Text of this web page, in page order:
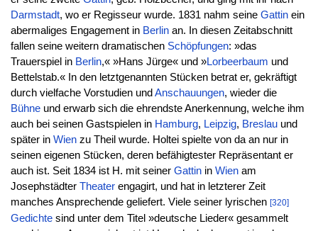
Darmstadt, wo er Regisseur wurde. 1831 nahm seine Gattinein
abermaliges Engagement in Berlinan. In diesen Zeitabschnitt
fallen seine weitern dramatischen Schöpfungen: »das
Trauerspiel in Berlin,« »Hans Jürge« und »Lorbeerbaum und
Bettelstab.« In den letztgenannten Stücken betrat er, gekräftigt
durch vielfache Vorstudien und Anschauungen, wieder die
Bühneund erwarb sich die ehrendste Anerkennung, welche ihm
auch bei seinen Gastspielen in Hamburg, Leipzig, Breslauund
später in Wienzu Theil wurde. Holtei spielte von da an nur in
seinen eigenen Stücken, deren befähigtester Repräsentant er
auch ist. Seit 1834 ist H. mit seiner Gattinin Wienam
Josephstädter Theaterengagirt, und hat in letzterer Zeit
manches Ansprechende geliefert. Viele seiner lyrischen [320]
Gedichtesind unter dem Titel »deutsche Lieder« gesammelt